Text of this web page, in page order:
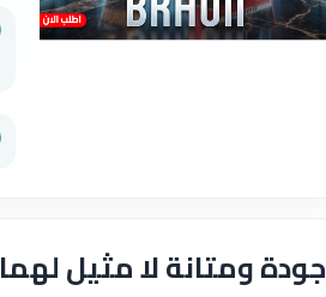
جودة ومتانة لا مثيل لهما